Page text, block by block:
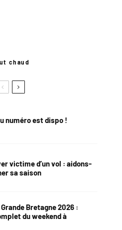
chaud
numéro est dispo !
victime d’un vol : aidons-
sa saison
Bretagne 2026 :
du weekend à